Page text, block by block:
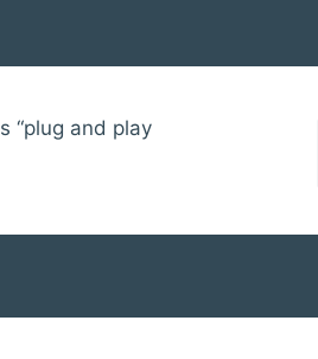
“plug and play